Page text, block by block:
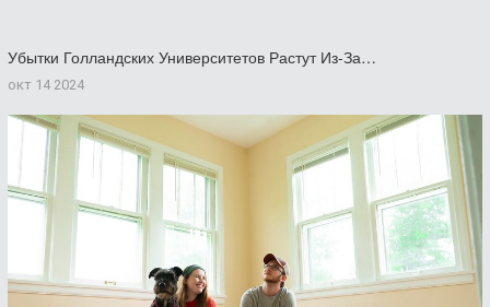
Убытки Голландских Университетов Растут Из-За…
окт 14 2024